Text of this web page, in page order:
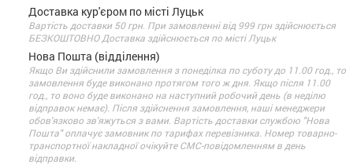
Доставка кур'єром по місті Луцьк
Вартість доставки 50 грн. При замовленні від 999 грн здійснюється
БЕЗКОШТОВНО Доставка здійснюється по місті Луцьк
Нова Пошта (відділення)
Якщо Ви здійснили замовлення з понеділка по суботу до 11.00 год., то
замовлення буде виконано протягом того ж дня. Якщо після 11.00
год., то воно буде виконано на наступний робочий день (в неділю
відправок немає). Після здійснення замовлення, наші менеджери
обов'язково зв'яжуться з вами. Вартість доставки службою "Нова
Пошта" оплачує замовник по тарифах перевізника. Номер товарно-
транспортної накладної очікуйте СМС-повідомленням в день
відправки.